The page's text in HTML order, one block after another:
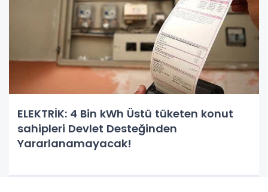
ELEKTRİK: 4 Bin kWh Üstü tüketen konut
sahipleri Devlet Desteğinden
Yararlanamayacak!